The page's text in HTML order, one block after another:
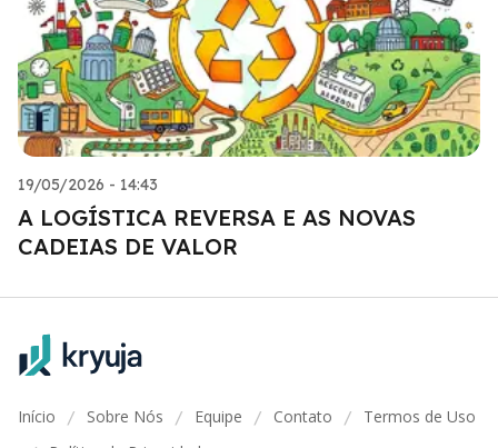
19/05/2026 - 14:43
A LOGÍSTICA REVERSA E AS NOVAS
CADEIAS DE VALOR
Início / Sobre Nós / Equipe / Contato / Termos de Uso